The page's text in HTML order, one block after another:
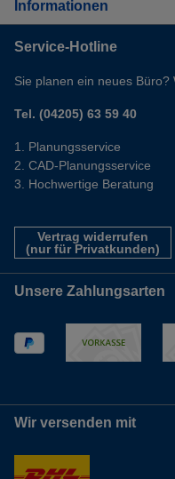
Informationen
Service-Hotline
Sie planen ein neues
Tel. (04205) 63 59 40
Planungsservice
CAD-Planungsservice
Hochwertige Beratung
Vertrag widerrufen
(nur für Privatkunden)
Unsere Zahlungsarten
Wir versenden mit